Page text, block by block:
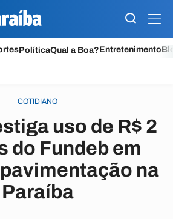
PolíticaQual a Boa?Entretenimento
COTIDIANO
uso de R$ 2
do Fundeb em
na
Paraíba